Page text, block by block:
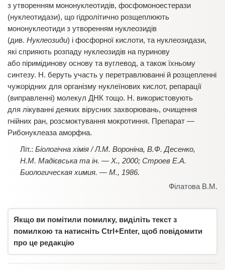
з утворенням мононуклеотидів, фосфомоноестерази
(нуклеотидази), що гідролітично розщеплюють
мононуклеотиди з утво­ренням нуклеозидів
(див. Нуклеозиди) і фосфорної кислоти, та нуклеозидази,
які сприяють розпаду нуклеозидів на пуринову
або піримідинову основу та вуглевод, а також їхньому
синтезу. Н. беруть участь у перетравлюванні й розщеп­ленні
чужорідних для організму нуклеїнових кислот, репарації
(виправленні) молекул ДНК тощо. Н. використовують
для лікуванні деяких вірусних захворювань, очищення
гнійних ран, розсмоктування мокротиння. Препарат —
Рибонуклеаза аморфна.
Літ.: Біологічна хімія / Л.М. Вороніна, В.Ф. Десенко,
Н.М. Мадієвська та ін. — Х., 2000; Строев Е.А.
Биологическая химия. — М., 1986.
Філатова В.М.
Якщо ви помітили помилку, виділіть текст з
помилкою та натисніть Ctrl+Enter, щоб повідомити
про це редакцію